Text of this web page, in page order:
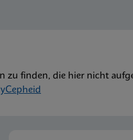
zu finden, die hier nicht